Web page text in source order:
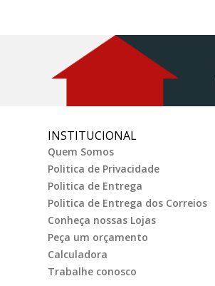
INSTITUCIONAL
Quem Somos
Politica de Privacidade
Politica de Entrega
Politica de Entrega dos Correios
Conheça nossas Lojas
Peça um orçamento
Calculadora
Trabalhe conosco